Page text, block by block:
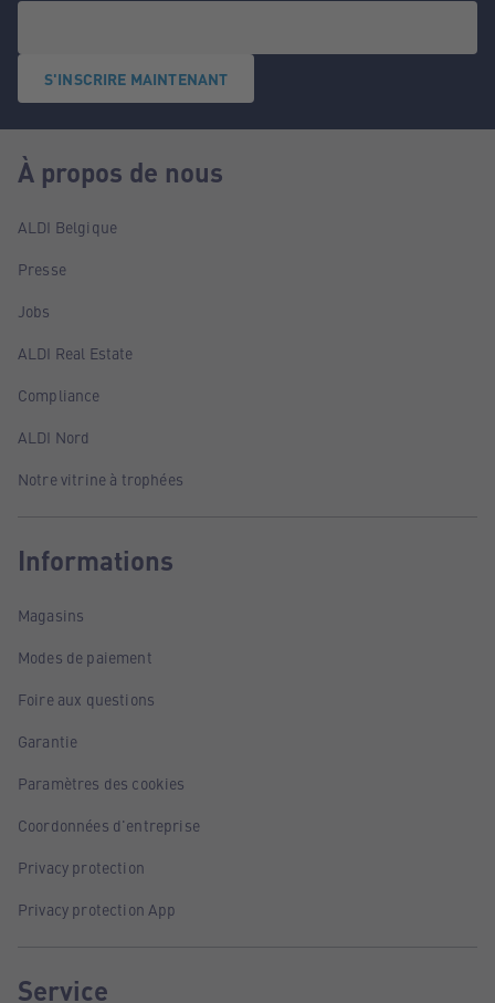
S'INSCRIRE MAINTENANT
À propos de nous
ALDI Belgique
Presse
Jobs
ALDI Real Estate
Compliance
ALDI Nord
Notre vitrine à trophées
Informations
Magasins
Modes de paiement
Foire aux questions
Garantie
Paramètres des cookies
Coordonnées d'entreprise
Privacy protection
Privacy protection App
Service